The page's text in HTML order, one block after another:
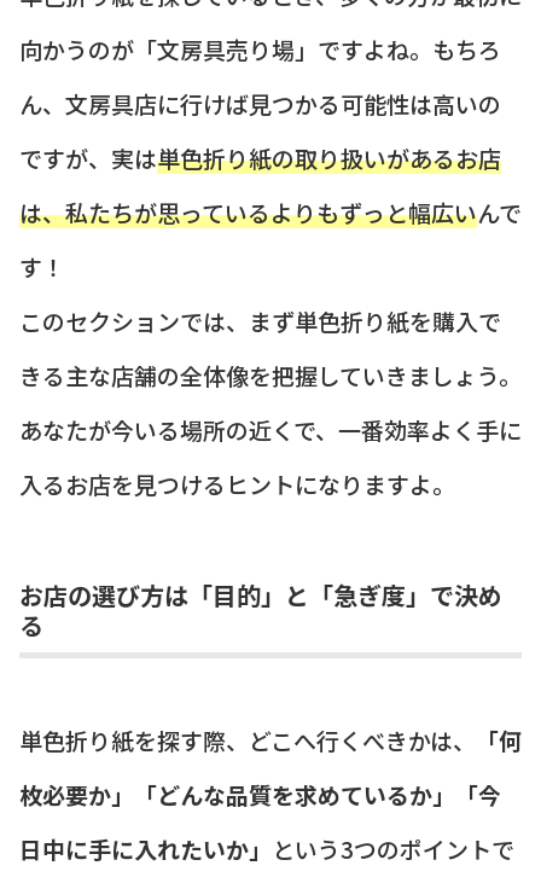
向かうのが「文房具売り場」ですよね。もちろ
ん、文房具店に行けば見つかる可能性は高いの
ですが、実は単色折り紙の取り扱いがあるお店
は、私たちが思っているよりもずっと幅広いんで
す！
このセクションでは、まず単色折り紙を購入で
きる主な店舗の全体像を把握していきましょう。
あなたが今いる場所の近くで、一番効率よく手に
入るお店を見つけるヒントになりますよ。
お店の選び方は「目的」と「急ぎ度」で決め
る
単色折り紙を探す際、どこへ行くべきかは、
「何
枚必要か」「どんな品質を求めているか」「今
日中に手に入れたいか」 という3つのポイントで